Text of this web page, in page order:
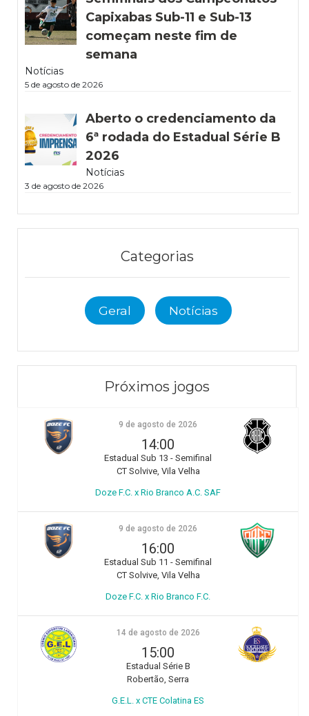
Capixabas Sub-11 e Sub-13
começam neste fim de
semana
Notícias
5 de agosto de 2026
Aberto o credenciamento da
6ª rodada do Estadual Série B
2026
Notícias
3 de agosto de 2026
Categorias
Geral Notícias
Próximos jogos
9 de agosto de 2026
14:00
Estadual Sub 13 - Semifinal
CT Solvive, Vila Velha
Doze F.C. x Rio Branco A.C. SAF
9 de agosto de 2026
16:00
Estadual Sub 11 - Semifinal
CT Solvive, Vila Velha
Doze F.C. x Rio Branco F.C.
14 de agosto de 2026
15:00
Estadual Série B
Robertão, Serra
G.E.L. x CTE Colatina ES